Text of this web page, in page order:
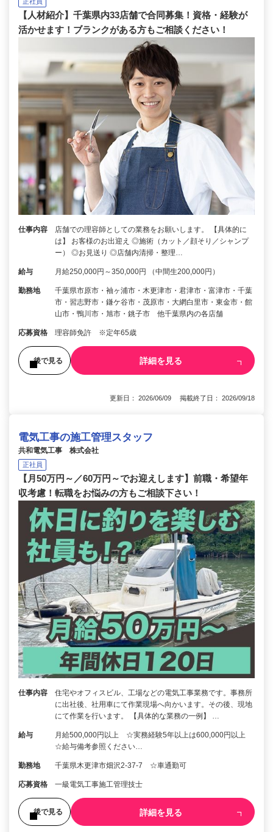
【人材紹介】千葉県内33店舗で合同募集！資格・経験が
活かせます！ブランクがある方もご相談ください！
仕事内容
店舗での理容師としての業務をお願いします。 【具体的に
は】 お客様のお出迎え ◎施術（カット／顔そり／シャンプ
ー） ◎お見送り ◎店舗内清掃・整理…
給与 月給250,000円～350,000円 （中間生200,000円）
勤務地
千葉県市原市・袖ヶ浦市・木更津市・君津市・富津市・千葉
市・習志野市・鎌ケ谷市・茂原市・大網白里市・東金市・館
山市・鴨川市・旭市・銚子市 他千葉県内の各店舗
応募資格 理容師免許 ※定年65歳
後で見る 詳細を見る
更新日： 2026/06/09 掲載終了日： 2026/09/18
電気工事の施工管理スタッフ
共和電気工事 株式会社
正社員
【月50万円～／60万円～でお迎えします】前職・希望年
収考慮！転職をお悩みの方もご相談下さい！
仕事内容
住宅やオフィスビル、工場などの電気工事業務です。事務所
に出社後、社用車にて作業現場へ向かいます。その後、現地
にて作業を行います。 【具体的な業務の一例】 …
給与
月給500,000円以上 ☆実務経験5年以上は600,000円以上
☆給与備考参照ください…
勤務地 千葉県木更津市畑沢2-37-7 ☆車通勤可
応募資格 一級電気工事施工管理技士
後で見る 詳細を見る